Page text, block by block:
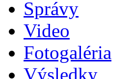
Správy
Video
Fotogaléria
Výsledky